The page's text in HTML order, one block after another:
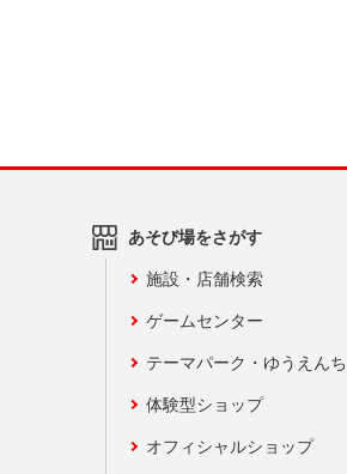
あそび場をさがす
施設・店舗検索
ゲームセンター
テーマパーク・ゆうえんち
体験型ショップ
オフィシャルショップ